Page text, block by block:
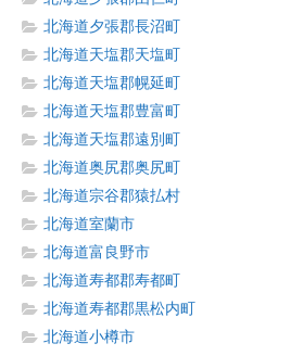
北海道夕張郡長沼町
北海道天塩郡天塩町
北海道天塩郡幌延町
北海道天塩郡豊富町
北海道天塩郡遠別町
北海道奥尻郡奥尻町
北海道宗谷郡猿払村
北海道室蘭市
北海道富良野市
北海道寿都郡寿都町
北海道寿都郡黒松内町
北海道小樽市